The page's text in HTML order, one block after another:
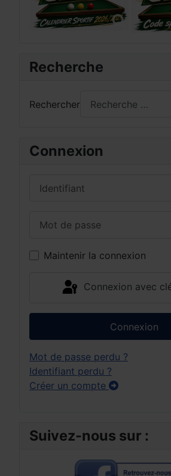
Recherche
Rechercher
Connexion
Maintenir la connexion
Connexion avec
Connexion
Mot de passe perdu ?
Identifiant perdu ?
Créer un compte
Suivez-nous sur :